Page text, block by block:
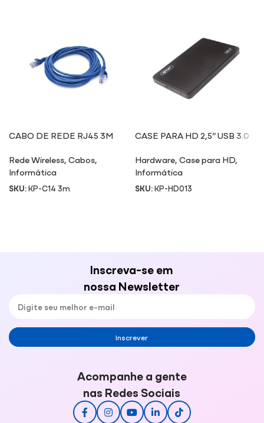
CABO DE REDE RJ45 3M
Rede Wireless,Cabos,
Informática
SKU:KP-C14 3m
CASE PARA HD 2,5” USB 3.0
Hardware,Case para HD,
Informática
SKU:KP-HD013
Inscreva-se em
nossa Newsletter
Inscrever
Acompanhe a gente
nas Redes Sociais